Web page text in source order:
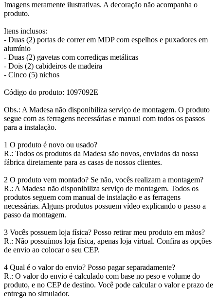
Imagens meramente ilustrativas. A decoração não acompanha o
produto.
Itens inclusos:
- Duas (2) portas de correr em MDP com espelhos e puxadores em
alumínio
- Duas (2) gavetas com corrediças metálicas
- Dois (2) cabideiros de madeira
- Cinco (5) nichos
Código do produto: 1097092E
Obs.: A Madesa não disponibiliza serviço de montagem. O produto
segue com as ferragens necessárias e manual com todos os passos
para a instalação.
1 O produto é novo ou usado?
R.: Todos os produtos da Madesa são novos, enviados da nossa
fábrica diretamente para as casas de nossos clientes.
2 O produto vem montado? Se não, vocês realizam a montagem?
R.: A Madesa não disponibiliza serviço de montagem. Todos os
produtos seguem com manual de instalação e as ferragens
necessárias. Alguns produtos possuem vídeo explicando o passo a
passo da montagem.
3 Vocês possuem loja física? Posso retirar meu produto em mãos?
R.: Não possuímos loja física, apenas loja virtual. Confira as opções
de envio ao colocar o seu CEP.
4 Qual é o valor do envio? Posso pagar separadamente?
R.: O valor do envio é calculado com base no peso e volume do
produto, e no CEP de destino. Você pode calcular o valor e prazo de
entrega no simulador.